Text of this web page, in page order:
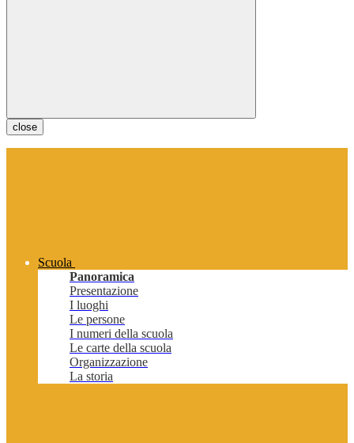
close
Scuola
Panoramica
Presentazione
I luoghi
Le persone
I numeri della scuola
Le carte della scuola
Organizzazione
La storia